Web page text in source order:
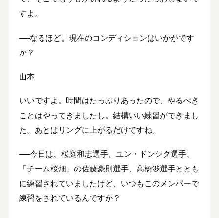
すよ。
──なるほど。現在のコンディションはいかがです
か？
山本
いいですよ。時間はたっぷりあったので、やるべき
ことはやってきましたし。結構いい練習ができまし
た。あとはリングに上がるだけですね。
──今日は、桜庭和志選手、ユン・ドンシク選手、
「チーム桜畑」の佐藤豪則選手、高橋渉選手ととも
に練習されていましたけど、いつもこのメンバーで
練習をされているんですか？